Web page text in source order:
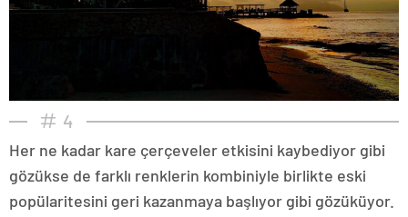
4
Her ne kadar kare çerçeveler etkisini kaybediyor gibi
gözükse de farklı renklerin kombiniyle birlikte eski
popülaritesini geri kazanmaya başlıyor gibi gözüküyor.